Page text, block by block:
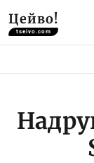
Цейво!
tseivo.com